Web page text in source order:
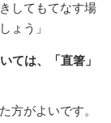
してもてなす場
ょう」
ては、「直箸」
方がよいです。